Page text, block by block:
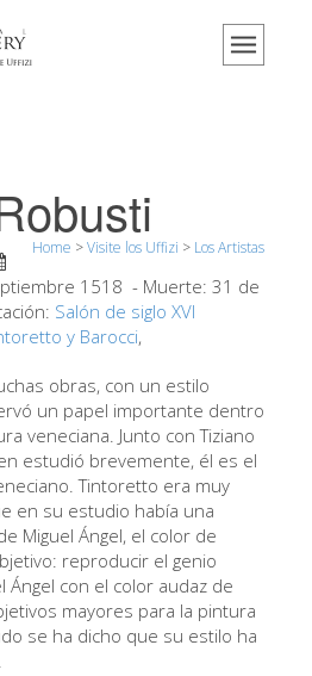
y exposiciones
de los visitantes
Uffizi
ahora
salas
Home >Visite los Uffizi > Los Artistas
1518 - Muerte: 31 de
Salón de siglo XVI
y Barocci,
obras, con un estilo
un papel importante dentro
veneciana. Junto con Tiziano
estudió brevemente, él es el
Tintoretto era muy
en su estudio había una
Miguel Ángel, el color de
reproducir el genio
Ángel con el color audaz de
mayores para la pintura
se ha dicho que su estilo ha